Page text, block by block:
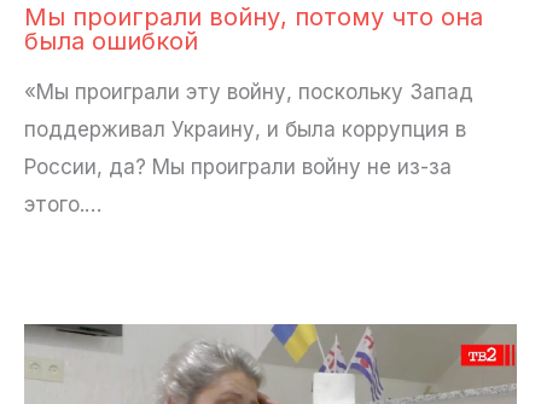
Мы проиграли войну, потому что она
была ошибкой
«Мы проиграли эту войну, поскольку Запад
поддерживал Украину, и была коррупция в
России, да? Мы проиграли войну не из-за
этого.…